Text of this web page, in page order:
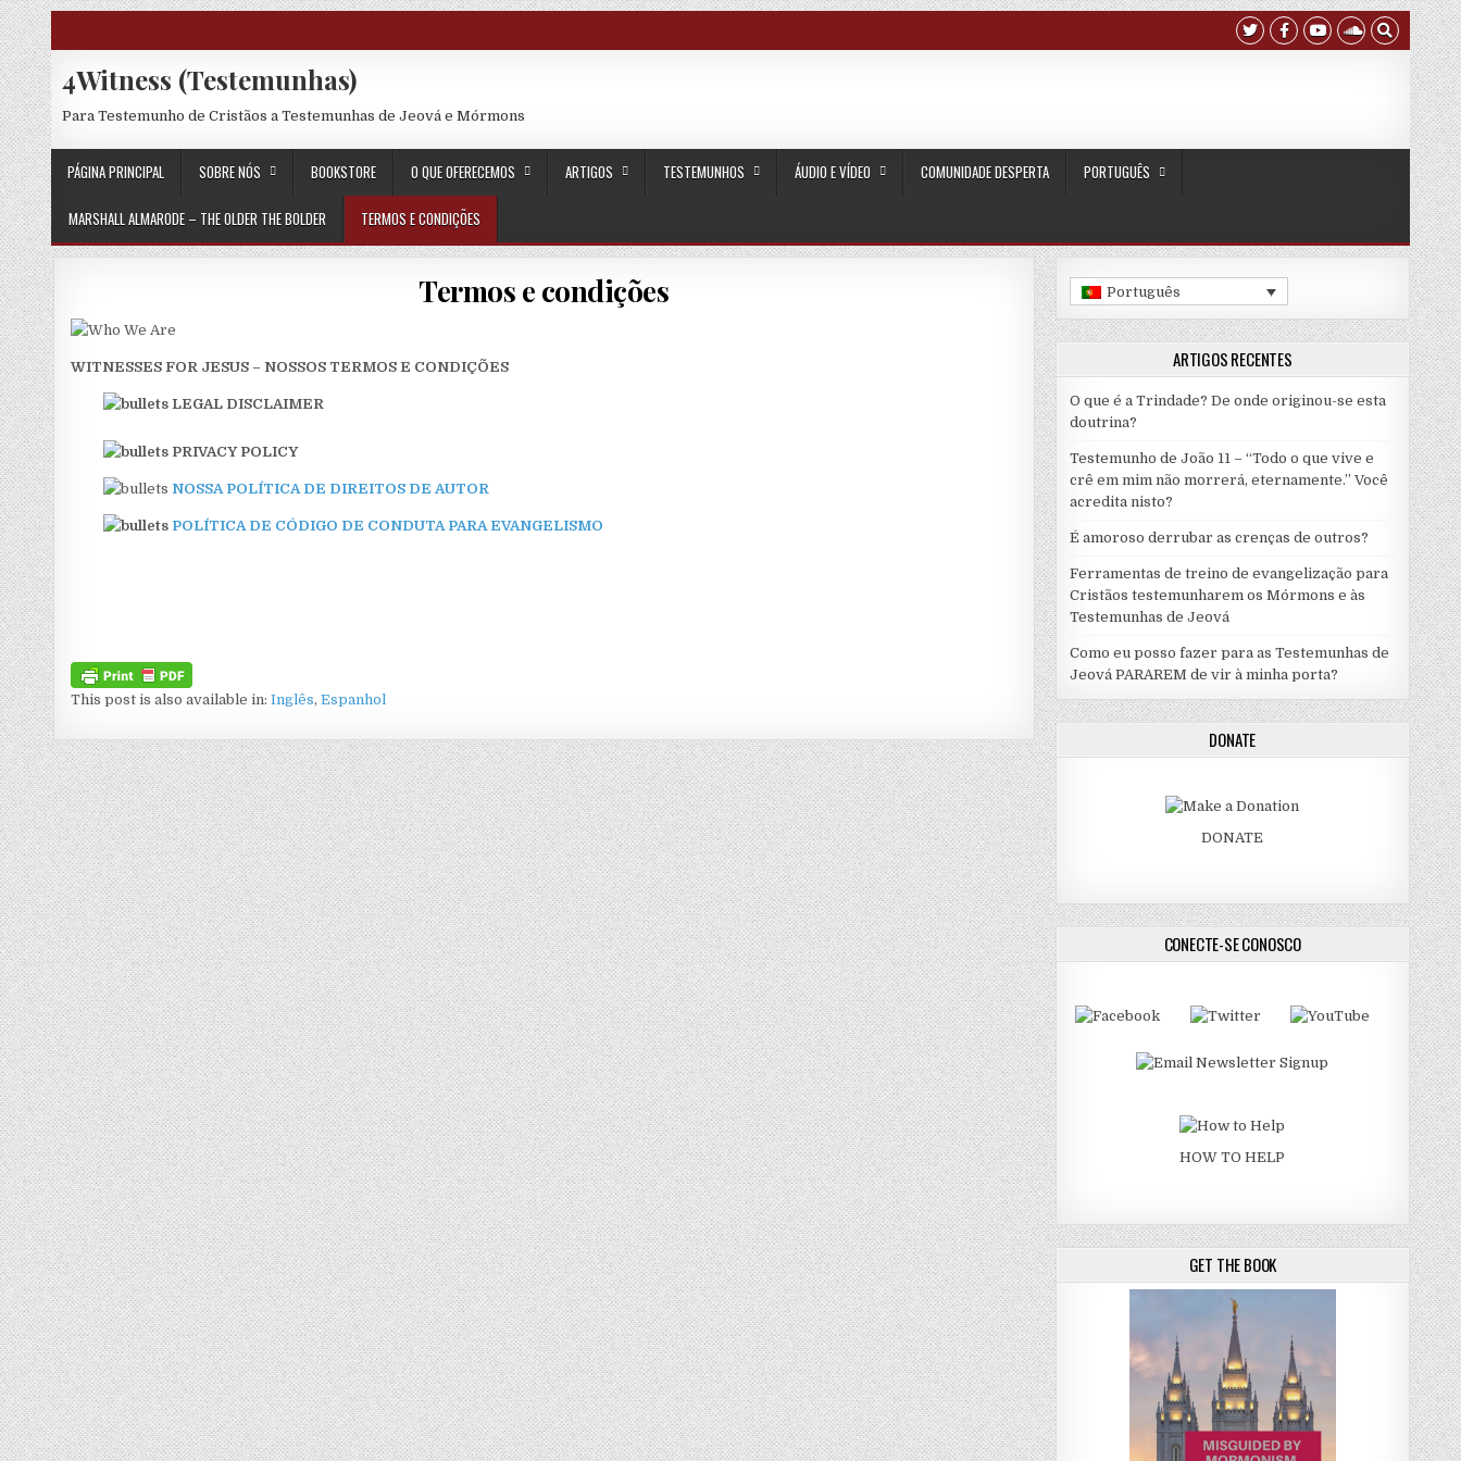
Skip to content
4Witness (Testemunhas)
Para Testemunho de Cristãos a Testemunhas de Jeová e Mórmons
PÁGINA PRINCIPAL SOBRE NÓS BOOKSTORE O QUE OFERECEMOS ARTIGOS TESTEMUNHOS ÁUDIO E VÍDEO COMUNIDADE DESPERTA PORTUGUÊS
MARSHALL ALMARODE – THE OLDER THE BOLDER TERMOS E CONDIÇÕES
Termos e condições
WITNESSES FOR JESUS – NOSSOS TERMOS E CONDIÇÕES
LEGAL DISCLAIMER
PRIVACY POLICY
NOSSA POLÍTICA DE DIREITOS DE AUTOR
POLÍTICA DE CÓDIGO DE CONDUTA PARA EVANGELISMO
This post is also available in:Inglês Espanhol
Português
ARTIGOS RECENTES
O que é a Trindade? De onde originou-se esta
doutrina?
Testemunho de João 11 – “Todo o que vive e
crê em mim não morrerá, eternamente.” Você
acredita nisto?
É amoroso derrubar as crenças de outros?
Ferramentas de treino de evangelização para
Cristãos testemunharem os Mórmons e às
Testemunhas de Jeová
Como eu posso fazer para as Testemunhas de
Jeová PARAREM de vir à minha porta?
DONATE
DONATE
CONECTE-SE CONOSCO
HOW TO HELP
GET THE BOOK